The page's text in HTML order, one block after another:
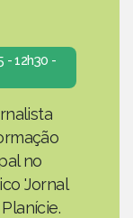
- 12h30 -
no
'Jornal